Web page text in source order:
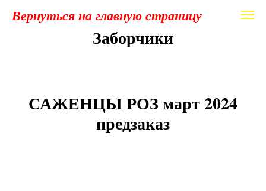
Вернуться на главную страницу
Заборчики
САЖЕНЦЫ РОЗ март 2024
предзаказ